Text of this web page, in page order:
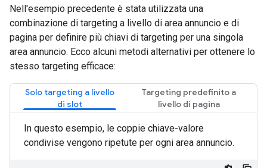
Nell'esempio precedente è stata utilizzata una
combinazione di targeting a livello di area annuncio e di
pagina per definire più chiavi di targeting per una singola
area annuncio. Ecco alcuni metodi alternativi per ottenere lo
stesso targeting efficace:
Solo targeting a livello
di slot
Targeting predefinito a
livello di pagina
In questo esempio, le coppie chiave-valore
condivise vengono ripetute per ogni area annuncio.